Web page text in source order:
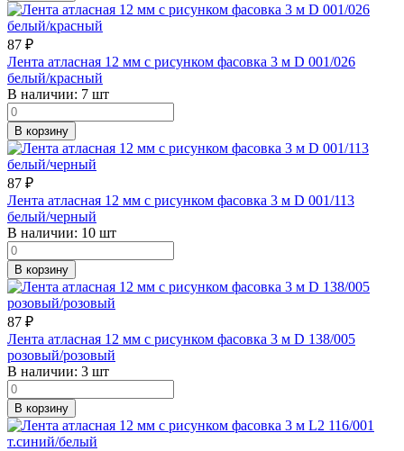
87 ₽
Лента атласная 12 мм с рисунком фасовка 3 м D 001/026
белый/красный
В наличии: 7 шт
В корзину
87 ₽
Лента атласная 12 мм с рисунком фасовка 3 м D 001/113
белый/черный
В наличии: 10 шт
В корзину
87 ₽
Лента атласная 12 мм с рисунком фасовка 3 м D 138/005
розовый/розовый
В наличии: 3 шт
В корзину